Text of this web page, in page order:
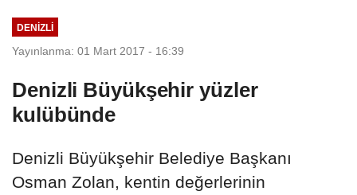
DENIZLI
Yayınlanma: 01 Mart 2017 - 16:39
Denizli Büyükşehir yüzler
kulübünde
Denizli Büyükşehir Belediye Başkanı
Osman Zolan, kentin değerlerinin